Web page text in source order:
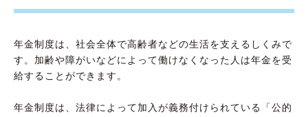
い督促はくる？
ばいい？
将来年金がもらえるかどうかは早めに確認して
年金制度は、社会全体で高齢者などの生活を支えるしくみで
す。加齢や障がいなどによって働けなくなった人は年金を受
給することができます。
年金制度は、法律によって加入が義務付けられている「公的